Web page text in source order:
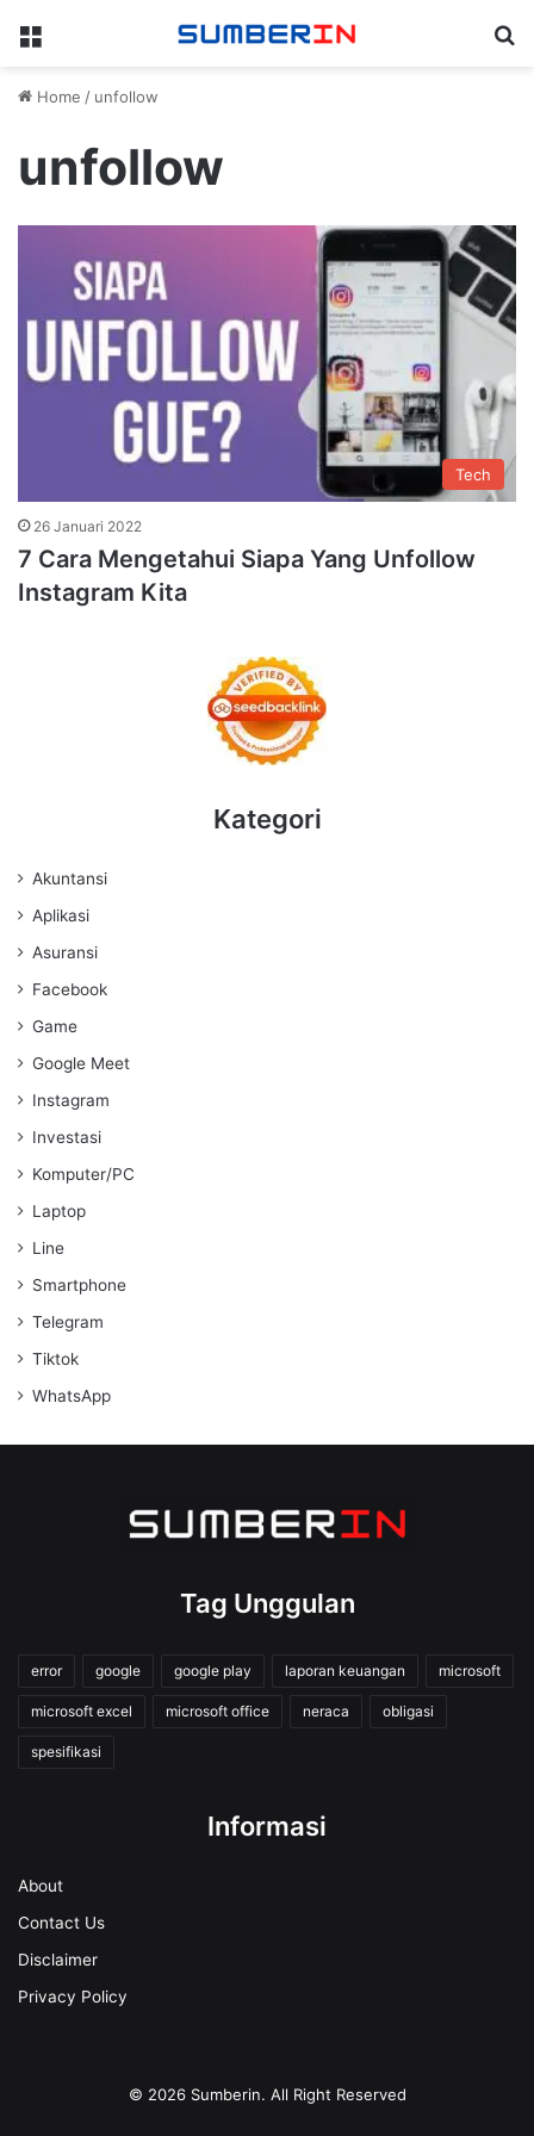
Menu
Home / unfollow
unfollow
Tech
26 Januari 2022
7 Cara Mengetahui Siapa Yang Unfollow
Instagram Kita
Kategori
Akuntansi
Aplikasi
Asuransi
Facebook
Game
Google Meet
Instagram
Investasi
Komputer/PC
Laptop
Line
Smartphone
Telegram
Tiktok
WhatsApp
Tag Unggulan
error google google play laporan keuangan microsoft
microsoft excel microsoft office neraca obligasi
spesifikasi
Informasi
About
Contact Us
Disclaimer
Privacy Policy
© 2026 Sumberin. All Right Reserved